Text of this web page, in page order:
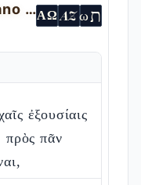
Comportamento cristiano nella societàΑΩ AZωת
ἐξουσίαις
πρὸς πᾶν